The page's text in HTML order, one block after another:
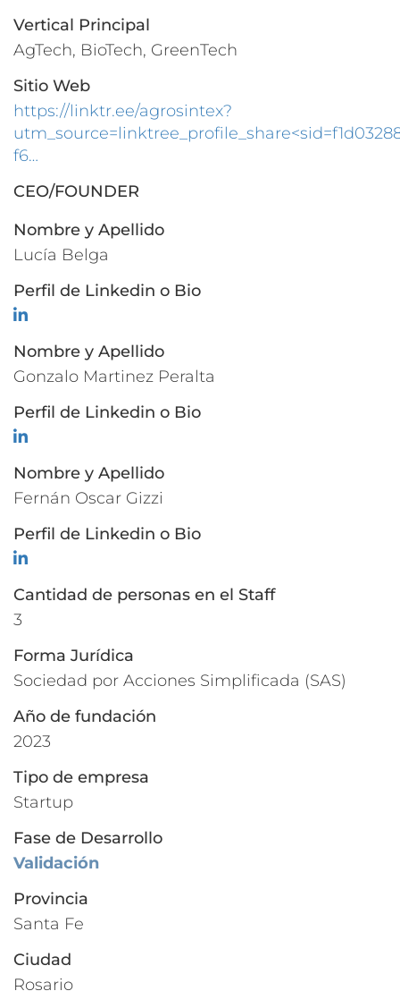
Vertical Principal
AgTech, BioTech, GreenTech
Sitio Web
https://linktr.ee/agrosintex?
f6…
CEO/FOUNDER
Nombre y Apellido
Lucía Belga
Perfil de Linkedin o Bio
LinkedIn
Nombre y Apellido
Gonzalo Martinez Peralta
Perfil de Linkedin o Bio
LinkedIn
Nombre y Apellido
Fernán Oscar Gizzi
Perfil de Linkedin o Bio
LinkedIn
Cantidad de personas en el Staff
3
Forma Jurídica
Sociedad por Acciones Simplificada (SAS)
Año de fundación
2023
Tipo de empresa
Startup
Fase de Desarrollo
Validación
Provincia
Santa Fe
Ciudad
Rosario